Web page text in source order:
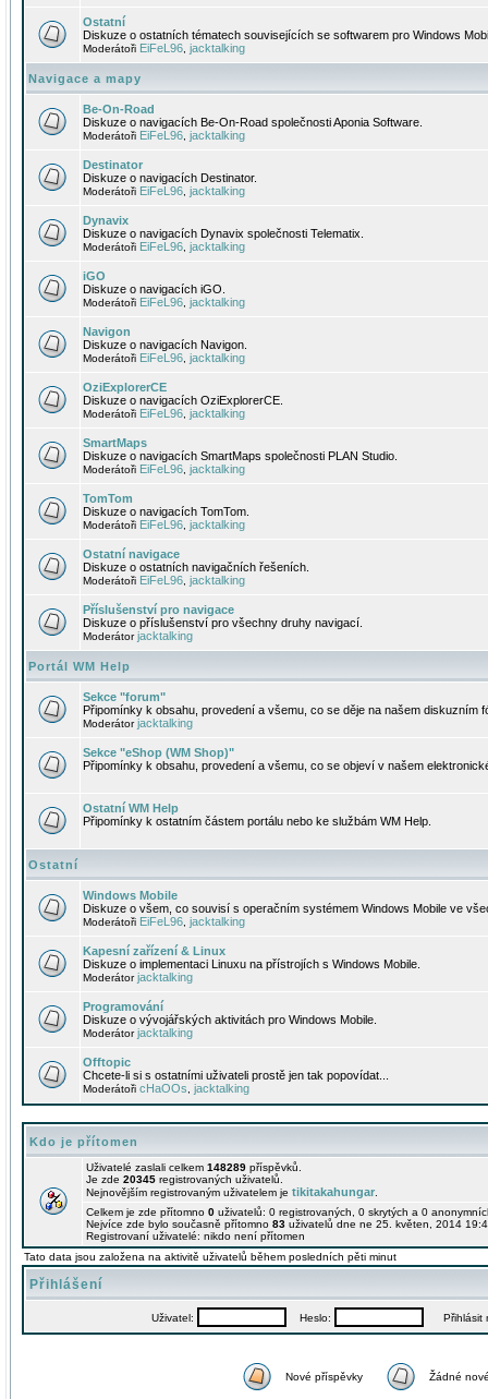
Ostatní
Diskuze o ostatních tématech souvisejících se softwarem pro Windows
Moderátoři EiFeL96 jacktalking
Navigace a mapy
Be-On-Road
Diskuze o navigacích Be-On-Road společnosti Aponia Software.
Moderátoři EiFeL96 jacktalking
Destinator
Diskuze o navigacích Destinator.
Moderátoři EiFeL96 jacktalking
Dynavix
Diskuze o navigacích Dynavix společnosti Telematix.
Moderátoři EiFeL96 jacktalking
iGO
Diskuze o navigacích iGO.
Moderátoři EiFeL96 jacktalking
Navigon
Diskuze o navigacích Navigon.
Moderátoři EiFeL96 jacktalking
OziExplorerCE
Diskuze o navigacích OziExplorerCE.
Moderátoři EiFeL96 jacktalking
SmartMaps
Diskuze o navigacích SmartMaps společnosti PLAN Studio.
Moderátoři EiFeL96 jacktalking
TomTom
Diskuze o navigacích TomTom.
Moderátoři EiFeL96 jacktalking
Ostatní navigace
Diskuze o ostatních navigačních řešeních.
Moderátoři EiFeL96 jacktalking
Příslušenství pro navigace
Diskuze o příslušenství pro všechny druhy navigací.
Moderátorjacktalking
Portál WM Help
Sekce "forum"
Připomínky k obsahu, provedení a všemu, co se děje na našem diskuzním
Moderátorjacktalking
Sekce "eShop (WM Shop)"
Připomínky k obsahu, provedení a všemu, co se objeví v našem
Ostatní WM Help
Připomínky k ostatním částem portálu nebo ke službám WM Help.
Ostatní
Windows Mobile
Diskuze o všem, co souvisí s operačním systémem Windows Mobile ve
Moderátoři EiFeL96 jacktalking
Kapesní zařízení & Linux
Diskuze o implementaci Linuxu na přístrojích s Windows Mobile.
Moderátorjacktalking
Programování
Diskuze o vývojářských aktivitách pro Windows Mobile.
Moderátorjacktalking
Offtopic
Chcete-li si s ostatními uživateli prostě jen tak popovídat...
Moderátoři cHaOOs jacktalking
Kdo je přítomen
Uživatelé zaslali celkem 148289 příspěvků.
Je zde 20345 registrovaných uživatelů.
Nejnovějším registrovaným uživatelem je tikitakahungar
Celkem je zde přítomno 0 uživatelů: 0 registrovaných, 0 skrytých a 0
Nejvíce zde bylo současně přítomno 83 uživatelů dne ne 25. květen, 2014
Registrovaní uživatelé: nikdo není přítomen
Tato data jsou založena na aktivitě uživatelů během posledních pěti minut
Přihlášení
Uživatel: Heslo: Přihlásit
Nové příspěvky Žádné